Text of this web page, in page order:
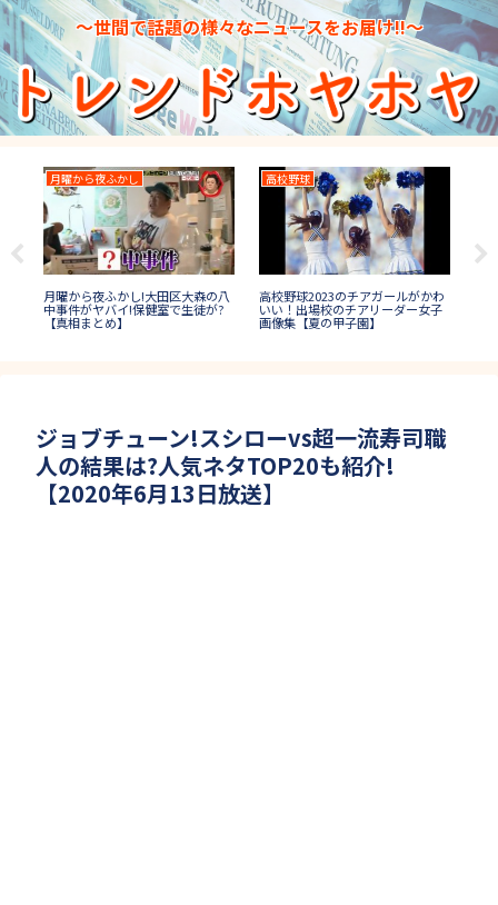
～世間で話題の様々なニュースをお届け!!～
月曜から夜ふかし
月曜から夜ふかし!大田区大森の八
中事件がヤバイ!保健室で生徒が?
【真相まとめ】
高校野球
高校野球2023のチアガールがかわ
いい！出場校のチアリーダー女子
画像集【夏の甲子園】
ジョブチューン!スシローvs超一流寿司職
人の結果は?人気ネタTOP20も紹介!
【2020年6月13日放送】